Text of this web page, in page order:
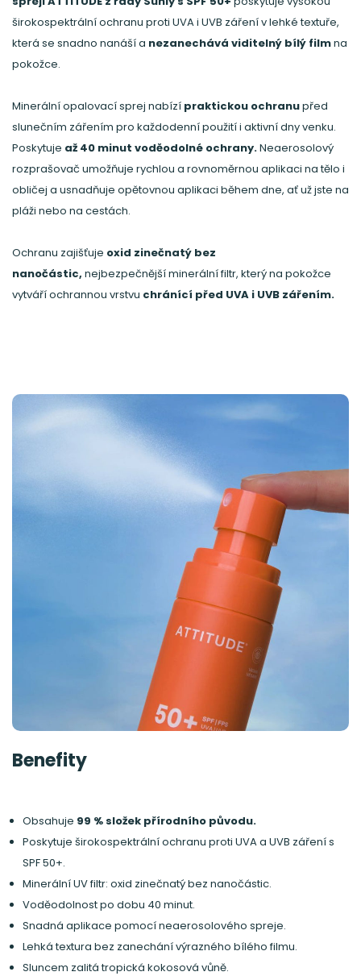
širokospektrální ochranu proti UVA i UVB záření v lehké textuře,
která se snadno nanáší a nezanechává viditelný bílý filmna
pokožce.
Minerální opalovací sprej nabízí praktickou ochranupřed
slunečním zářením pro každodenní použití i aktivní dny venku.
Poskytuje až 40 minut voděodolné ochrany.Neaerosolový
rozprašovač umožňuje rychlou a rovnoměrnou aplikaci na tělo i
obličej a usnadňuje opětovnou aplikaci během dne, ať už jste na
pláži nebo na cestách.
Ochranu zajišťuje oxid zinečnatý bez
nanočástic, nejbezpečnější minerální filtr, který na pokožce
vytváří ochrannou vrstvu chránící před UVA i UVB zářením.
Benefity
Obsahuje 99 % složek přírodního původu.
Poskytuje širokospektrální ochranu proti UVA a UVB záření s
SPF 50+.
Minerální UV filtr: oxid zinečnatý bez nanočástic.
Voděodolnost po dobu 40 minut.
Snadná aplikace pomocí neaerosolového spreje.
Lehká textura bez zanechání výrazného bílého filmu.
Sluncem zalitá tropická kokosová vůně.